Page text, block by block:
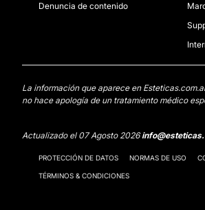
Denuncia de contenido
La información que aparece en
no hace apología de un tratamiento médico
Actualizado el 07 Agosto 2026
PROTECCIÓN DE DATOS NORMAS DE USO
TÉRMINOS & CONDICIONES